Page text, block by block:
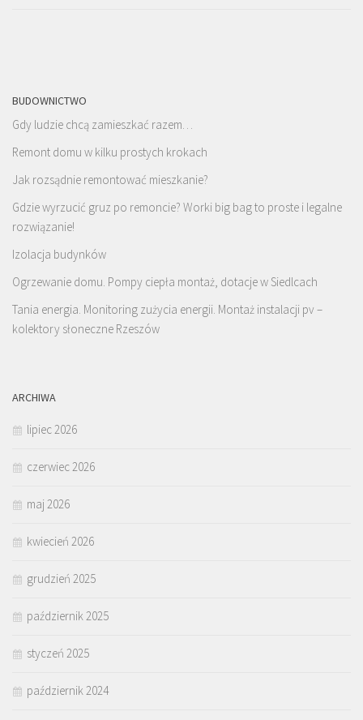
BUDOWNICTWO
Gdy ludzie chcą zamieszkać razem…
Remont domu w kilku prostych krokach
Jak rozsądnie remontować mieszkanie?
Gdzie wyrzucić gruz po remoncie? Worki big bag to proste i legalne
rozwiązanie!
Izolacja budynków
Ogrzewanie domu. Pompy ciepła montaż, dotacje w Siedlcach
Tania energia. Monitoring zużycia energii. Montaż instalacji pv –
kolektory słoneczne Rzeszów
ARCHIWA
lipiec 2026
czerwiec 2026
maj 2026
kwiecień 2026
grudzień 2025
październik 2025
styczeń 2025
październik 2024